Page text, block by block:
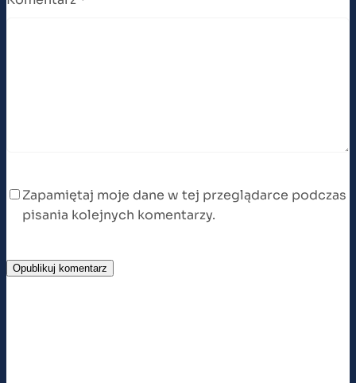
Zapamiętaj moje dane w tej przeglądarce podczas
pisania kolejnych komentarzy.